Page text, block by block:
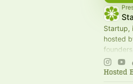
Startup,
hosted
building
Hosted